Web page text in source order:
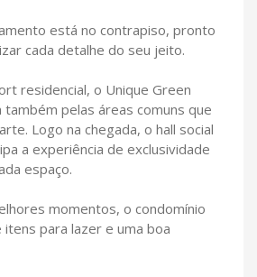
está no contrapiso, pronto
cada detalhe do seu jeito.
residencial, o Unique Green
também pelas áreas comuns que
Logo na chegada, o hall social
a experiência de exclusividade
espaço.
momentos, o condomínio
para lazer e uma boa